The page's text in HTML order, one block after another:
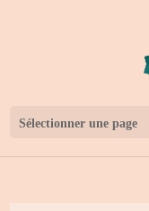
Sélectionner une page